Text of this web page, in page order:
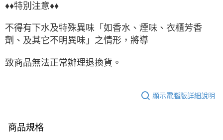
♦♦特別注意♦♦
不得有下水及特殊異味「如香水、煙味、衣櫃芳香
劑、及其它不明異味」之情形，將導
致商品無法正常辦理退換貨。
顯示電腦版詳細說明
商品規格